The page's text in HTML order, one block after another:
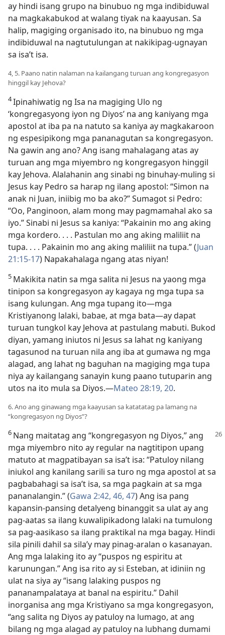
ay hindi isang grupo na binubuo ng mga indibiduwal
na magkakabukod at walang tiyak na kaayusan. Sa
halip, magiging organisado ito, na binubuo ng mga
indibiduwal na nagtutulungan at nakikipag-ugnayan
sa isa’t isa.
4, 5. Paano natin nalaman na kailangang turuan ang kongregasyon
hinggil kay Jehova?
4Ipinahiwatig ng Isa na magiging Ulo ng
‘kongregasyong iyon ng Diyos’ na ang kaniyang mga
apostol at iba pa na natuto sa kaniya ay magkakaroon
ng espesipikong mga pananagutan sa kongregasyon.
Na gawin ang ano? Ang isang mahalagang atas ay
turuan ang mga miyembro ng kongregasyon hinggil
kay Jehova. Alalahanin ang sinabi ng binuhay-muling si
Jesus kay Pedro sa harap ng ilang apostol: “Simon na
anak ni Juan, iniibig mo ba ako?” Sumagot si Pedro:
“Oo, Panginoon, alam mong may pagmamahal ako sa
iyo.” Sinabi ni Jesus sa kaniya: “Pakainin mo ang aking
mga kordero. . . . Pastulan mo ang aking maliliit na
tupa. . . . Pakainin mo ang aking maliliit na tupa.” (Juan
21:15-17) Napakahalaga ngang atas niyan!
5 Makikita natin sa mga salita ni Jesus na yaong mga
tinipon sa kongregasyon ay kagaya ng mga tupa sa
isang kulungan. Ang mga tupang ito​—mga
Kristiyanong lalaki, babae, at mga bata—​ay dapat
turuan tungkol kay Jehova at pastulang mabuti. Bukod
diyan, yamang iniutos ni Jesus sa lahat ng kaniyang
tagasunod na turuan nila ang iba at gumawa ng mga
alagad, ang lahat ng baguhan na magiging mga tupa
niya ay kailangang sanayin kung paano tutuparin ang
utos na ito mula sa Diyos.​—Mateo 28:19, 20.
6. Ano ang ginawang mga kaayusan sa katatatag pa lamang na
“kongregasyon ng Diyos”?
6 Nang maitatag ang “kongregasyon ng Diyos,” ang
mga miyembro nito ay regular na nagtitipon upang
matuto at magpatibayan sa isa’t isa: “Patuloy nilang
iniukol ang kanilang sarili sa turo ng mga apostol at sa
pagbabahagi sa isa’t isa, sa mga pagkain at sa mga
pananalangin.” (Gawa 2:42, 46, 47) Ang isa pang
kapansin-pansing detalyeng binanggit sa ulat ay ang
pag-aatas sa ilang kuwalipikadong lalaki na tumulong
sa pag-aasikaso sa ilang praktikal na mga bagay. Hindi
sila pinili dahil sa sila’y may pinag-aralan o kasanayan.
Ang mga lalaking ito ay “puspos ng espiritu at
karunungan.” Ang isa rito ay si Esteban, at idiniin ng
ulat na siya ay “isang lalaking puspos ng
pananampalataya at banal na espiritu.” Dahil
inorganisa ang mga Kristiyano sa mga kongregasyon,
“ang salita ng Diyos ay patuloy na lumago, at ang
bilang ng mga alagad ay patuloy na lubhang dumami